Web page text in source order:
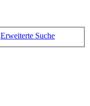
Erweiterte Suche